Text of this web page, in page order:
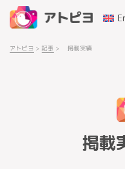
アトピヨ > 記事 > 掲載実績
掲載